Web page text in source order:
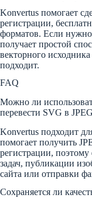
Konvertus помогает
регистрации,
форматов. Если
получает простой
векторного
подходит.
FAQ
Можно ли
перевести SVG в
Konvertus подходит
помогает получить
регистрации, поэтому
задач, публикации
сайта или отправки
Сохраняется ли